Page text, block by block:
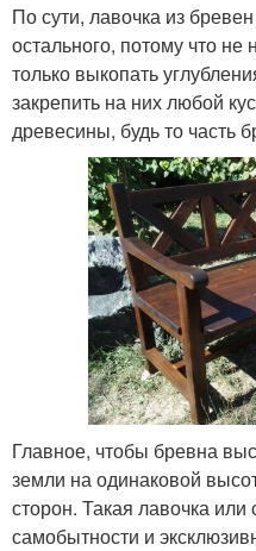
По сути, лавочка из
остального, потому что
только выкопать
закрепить на них любой
древесины, будь то часть
Главное, чтобы бревна
земли на одинаковой
сторон. Такая лавочка или
самобытности и